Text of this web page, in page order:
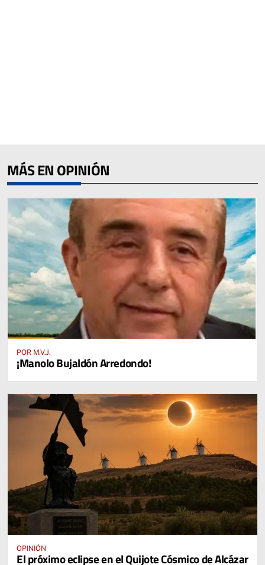
MÁS EN OPINIÓN
POR M.V.J.
¡Manolo Bujaldón Arredondo!
OPINIÓN
El próximo eclipse en el Quijote Cósmico de Alcázar